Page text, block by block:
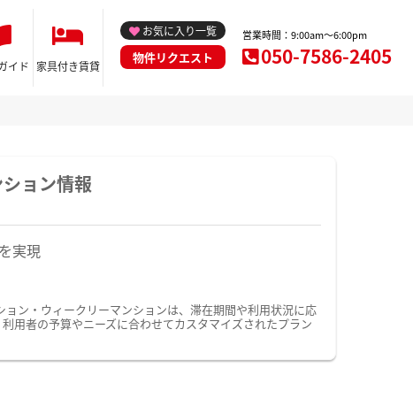
イド 家具付き賃貸
お気に入り一覧
物件リクエスト
営業時間：9:00am～6:00pm
050-7586-2405
ョン情報
実現
ン・ウィークリーマンションは、滞在期間や利用状況に応
用者の予算やニーズに合わせてカスタマイズされたプラン